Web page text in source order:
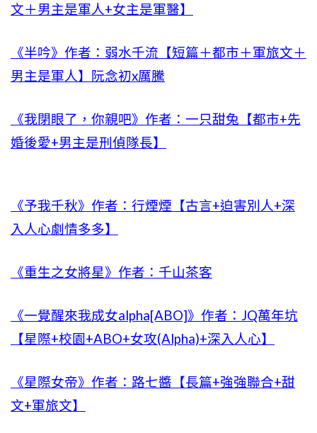
文＋男主是軍人+女主是軍醫】
《半吟》作者：弱水千流【短篇＋都市＋軍旅文＋
男主是軍人】阮念初x厲騰
《我閉眼了，你親吧》作者：一只甜兔【都市+先
婚後愛+男主是刑偵隊長】
《予我千秋》作者：行煙煙【古言+迫害別人+深
入人心劇情多多】
《重生之女將星》作者：千山茶客
《一覺醒來我成女alpha[ABO]》作者：JQ萬年坑
【星際+校園+ABO+女攻(Alpha)+深入人心】
《星際女帝》作者：路七醬【長篇+強強聯合+甜
文+軍旅文】